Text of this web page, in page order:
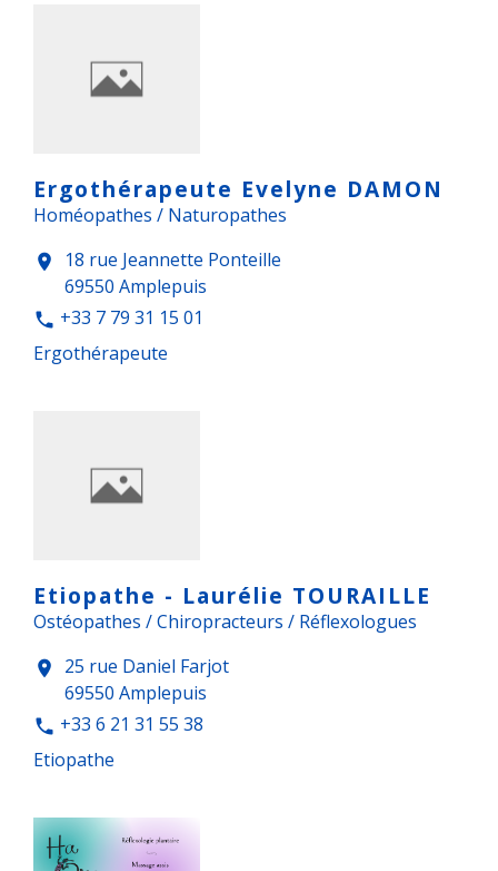
Ergothérapeute Evelyne DAMON
Homéopathes / Naturopathes
location_on
18 rue Jeannette Ponteille
69550 Amplepuis
phone +33 7 79 31 15 01
Ergothérapeute
Etiopathe - Laurélie TOURAILLE
Ostéopathes / Chiropracteurs / Réflexologues
location_on
25 rue Daniel Farjot
69550 Amplepuis
phone +33 6 21 31 55 38
Etiopathe